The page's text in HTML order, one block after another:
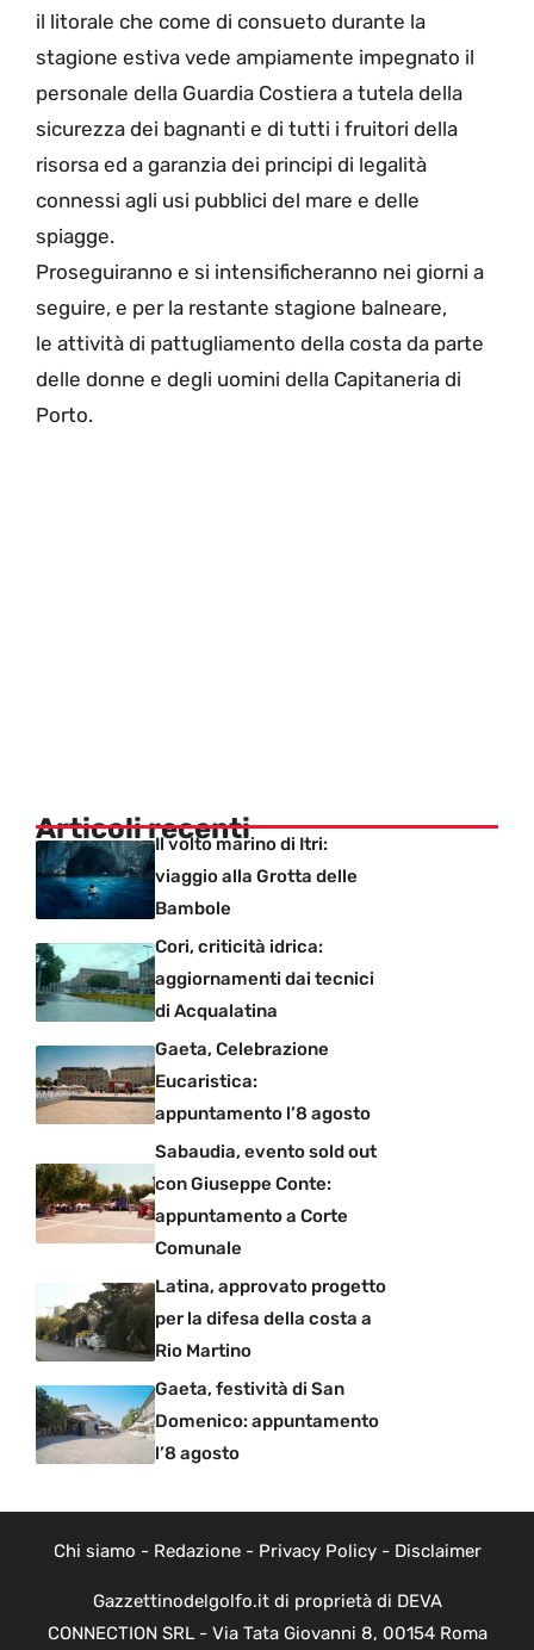
il litorale che come di consueto durante la
stagione estiva vede ampiamente impegnato il
personale della Guardia Costiera a tutela della
sicurezza dei bagnanti e di tutti i fruitori della
risorsa ed a garanzia dei principi di legalità
connessi agli usi pubblici del mare e delle
spiagge.
Proseguiranno e si intensificheranno nei giorni a
seguire, e per la restante stagione balneare,
le attività di pattugliamento della costa da parte
delle donne e degli uomini della Capitaneria di
Porto.
Articoli recenti
Il volto marino di Itri:
viaggio alla Grotta delle
Bambole
Cori, criticità idrica:
aggiornamenti dai tecnici
di Acqualatina
Gaeta, Celebrazione
Eucaristica:
appuntamento l’8 agosto
Sabaudia, evento sold out
con Giuseppe Conte:
appuntamento a Corte
Comunale
Latina, approvato progetto
per la difesa della costa a
Rio Martino
Gaeta, festività di San
Domenico: appuntamento
l’8 agosto
Chi siamo - Redazione- Privacy Policy- Disclaimer
Gazzettinodelgolfo.it di proprietà di DEVA
CONNECTION SRL - Via Tata Giovanni 8, 00154 Roma